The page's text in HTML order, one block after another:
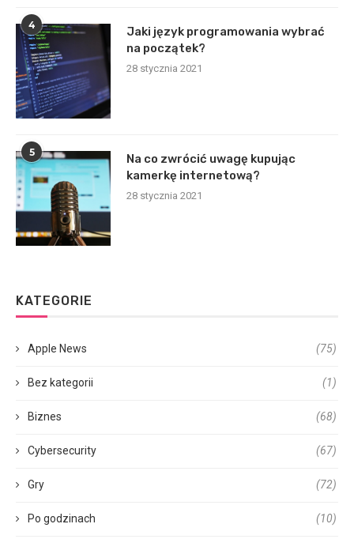
4
Jaki język programowania wybrać
na początek?
28 stycznia 2021
5
Na co zwrócić uwagę kupując
kamerkę internetową?
28 stycznia 2021
KATEGORIE
Apple News (75)
Bez kategorii (1)
Biznes (68)
Cybersecurity (67)
Gry (72)
Po godzinach (10)